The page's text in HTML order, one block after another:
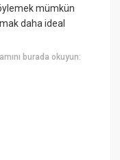
mümkün
daha ideal
burada okuyun: